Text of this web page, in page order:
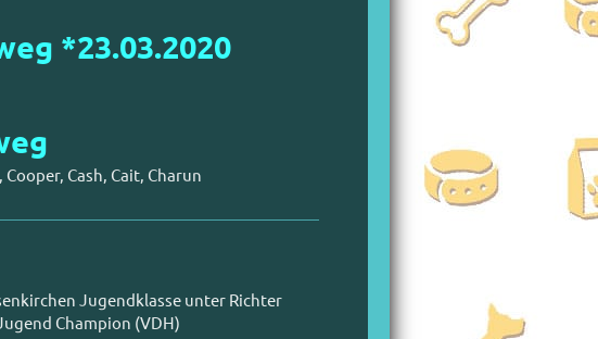
*23.03.2020
Cash, Cait, Charun
Jugendklasse unter Richter
Champion (VDH)